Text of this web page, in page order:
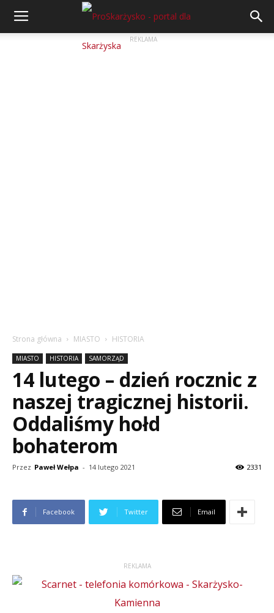
REKLAMA
Strona główna MIASTO HISTORIA
MIASTO HISTORIA SAMORZĄD
14 lutego – dzień rocznic z
naszej tragicznej historii.
Oddaliśmy hołd
bohaterom
Przez Paweł Wełpa - 14 lutego 2021 2331
Facebook Twitter Email
REKLAMA